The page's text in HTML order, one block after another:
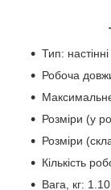
Тип: настінні
Робоча
Розміри (у
Розміри
Кількість
Вага, кг: 1.10